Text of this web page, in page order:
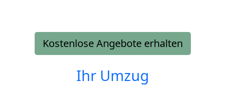
Kostenlose Angebote erhalten
Ihr Umzug